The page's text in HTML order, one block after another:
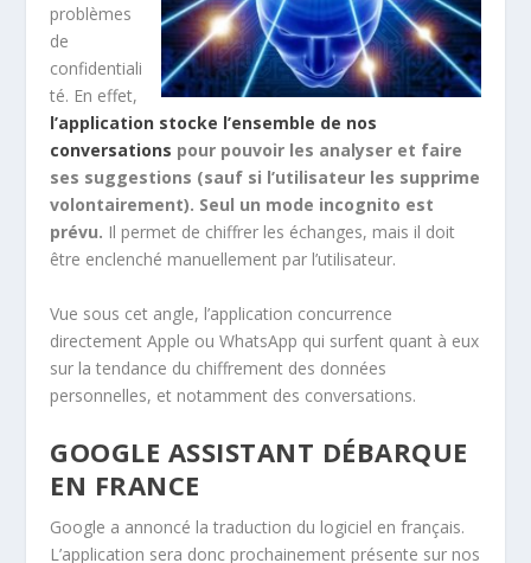
problèmes
de
confidentiali
té. En effet,
l’application stocke l’ensemble de nos
conversations pour pouvoir les analyser et faire
ses suggestions (sauf si l’utilisateur les supprime
volontairement). Seul un mode incognito est
prévu. Il permet de chiffrer les échanges, mais il doit
être enclenché manuellement par l’utilisateur.
Vue sous cet angle, l’application concurrence
directement Apple ou WhatsApp qui surfent quant à eux
sur la tendance du chiffrement des données
personnelles, et notamment des conversations.
GOOGLE ASSISTANT DÉBARQUE
EN FRANCE
Google a annoncé la traduction du logiciel en français.
L’application sera donc prochainement présente sur nos